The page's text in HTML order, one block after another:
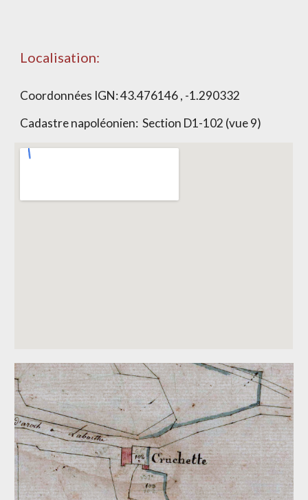
Localisation:
Coordonnées IGN:43.476146 , -1.290332
Cadastre napoléonien: Section D1-102 (vue 9)